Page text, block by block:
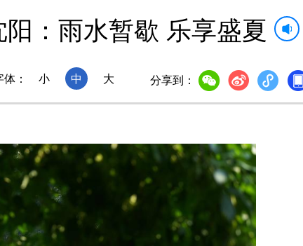
阳：雨水暂歇 乐享盛夏
： 小 中 大 分享到：